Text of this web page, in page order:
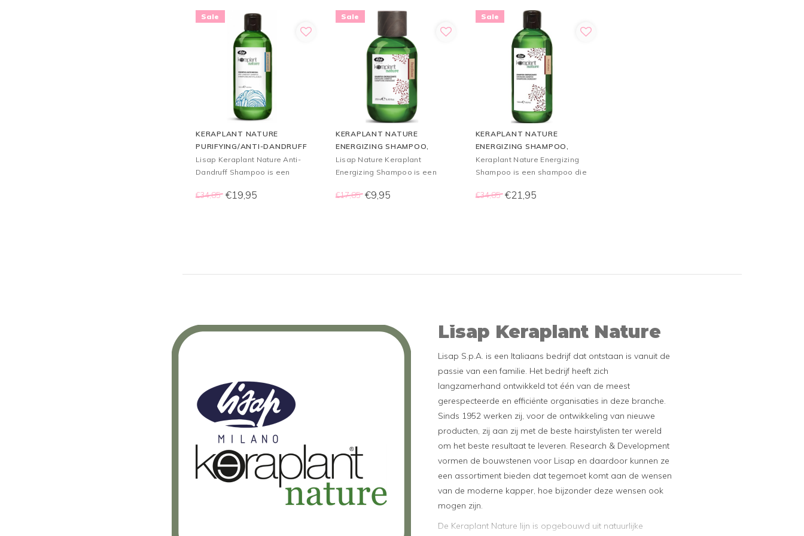
Sale
KERAPLANT NATURE
PURIFYING/ANTI-DANDRUFF
SHAMPOO, 1000 ML
Lisap Keraplant Nature Anti-
Dandruff Shampoo is een
mensen die last hebben van
€34,85 €19,95
Sale
KERAPLANT NATURE
ENERGIZING SHAMPOO,
250ML
Lisap Nature Keraplant
Energizing Shampoo is een
geschikt is voor mensen met
€17,85 €9,95
Sale
KERAPLANT NATURE
ENERGIZING SHAMPOO,
1000ML
Keraplant Nature Energizing
Shampoo is een shampoo die
haaruitval.
€34,85 €21,95
Lisap Keraplant Nature
Lisap S.p.A. is een Italiaans bedrijf dat ontstaan is vanuit de
passie van een familie. Het bedrijf heeft zich
langzamerhand ontwikkeld tot één van de meest
gerespecteerde en efficiënte organisaties in deze branche.
Sinds 1952 werken zij, voor de ontwikkeling van nieuwe
producten, zij aan zij met de beste hairstylisten ter wereld
om het beste resultaat te leveren. Research & Development
vormen de bouwstenen voor Lisap en daardoor kunnen ze
een assortiment bieden dat tegemoet komt aan de wensen
van de moderne kapper, hoe bijzonder deze wensen ook
mogen zijn.
De Keraplant Nature lijn is opgebouwd uit natuurlijke